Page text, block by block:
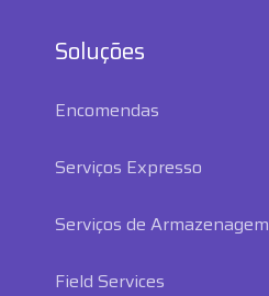
Soluções
Encomendas
Serviços Expresso
Serviços de Armazenagem
Field Services